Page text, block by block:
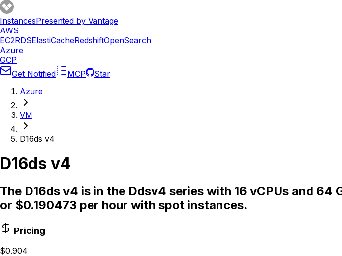
InstancesPresented by Vantage
AWS
EC2RDSElastiCacheRedshiftOpenSearch
Azure
GCP
Get Notified
MCP
Star
Azure
VM
D16ds v4
D16ds v4
The D16ds v4 is in the Ddsv4 series with 16 vCPUs and
or $0.190473 per hour with spot instances.
Pricing
$0.904